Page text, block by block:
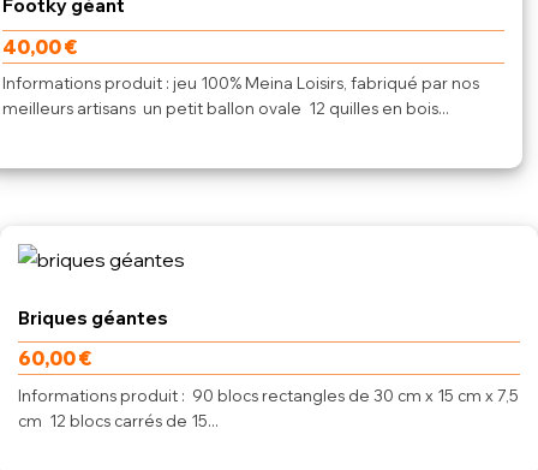
Footky géant
40,00€
Informations produit : jeu 100% Meina Loisirs, fabriqué par nos
meilleurs artisans un petit ballon ovale 12 quilles en bois...
Briques géantes
60,00€
Informations produit : 90 blocs rectangles de 30 cm x 15 cm x 7,5
cm 12 blocs carrés de 15...